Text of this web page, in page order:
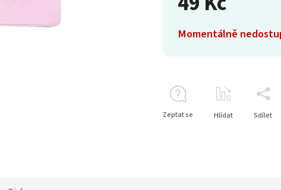
Momentálně
Zeptat se Hlídat Sdílet